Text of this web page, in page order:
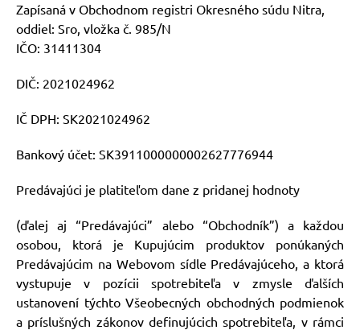
Zapísaná v Obchodnom registri Okresného súdu Nitra,
oddiel: Sro, vložka č. 985/N
IČO: 31411304
DIČ: 2021024962
IČ DPH: SK2021024962
Bankový účet: SK3911000000002627776944
Predávajúci je platiteľom dane z pridanej hodnoty
(ďalej aj “Predávajúci” alebo “Obchodník”) a každou
osobou, ktorá je Kupujúcim produktov ponúkaných
Predávajúcim na Webovom sídle Predávajúceho, a ktorá
vystupuje v pozícii spotrebiteľa v zmysle ďalších
ustanovení týchto Všeobecných obchodných podmienok
a príslušných zákonov definujúcich spotrebiteľa, v rámci